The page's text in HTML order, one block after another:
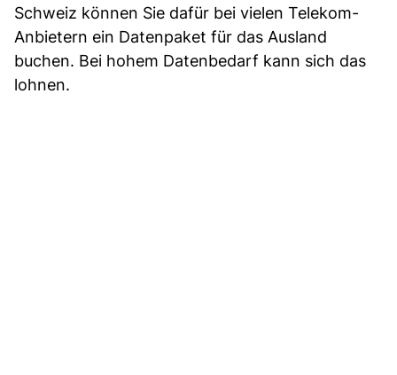
Schweiz können Sie dafür bei vielen Telekom-
Anbietern ein Datenpaket für das Ausland
buchen. Bei hohem Datenbedarf kann sich das
lohnen.